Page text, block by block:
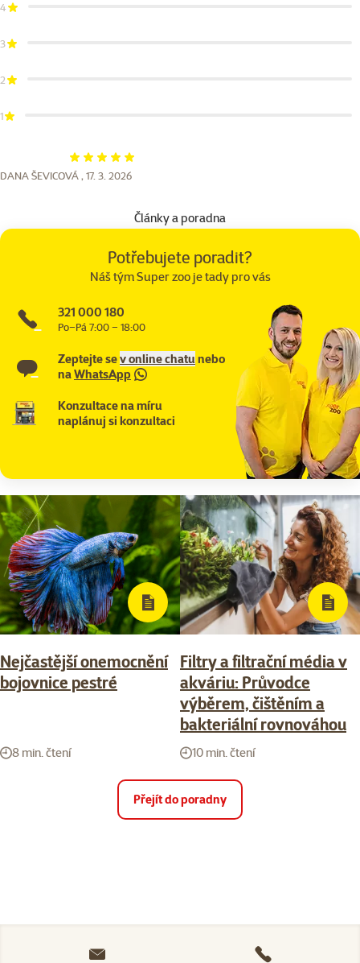
4
3
2
1
Hodnocení 100%
DANA ŠEVICOVÁ , 17. 3. 2026
Články a poradna
Potřebujete poradit?
Náš tým Super zoo je tady pro vás
321 000 180
Po–Pá 7:00 – 18:00
Zeptejte sev online chatunebo
naWhatsApp
Konzultace na míru
naplánuj si konzultaci
Nejčastější onemocnění
bojovnice pestré
8 min. čtení
Filtry a filtrační média v
akváriu: Průvodce
výběrem, čištěním a
bakteriální rovnováhou
10 min. čtení
Přejít do poradny